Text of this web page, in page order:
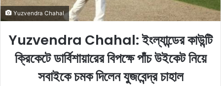
Yuzvendra Chahal
Yuzvendra Chahal: ইংল্যান্ডের কাউন্টি
ক্রিকেটে ডার্বিশায়ারের বিপক্ষে পাঁচ উইকেট নিয়ে
সবাইকে চমক দিলেন যুজবেন্দ্র চাহাল